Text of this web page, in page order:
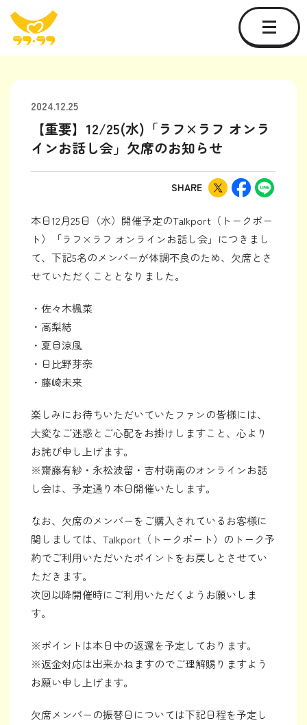
2024.12.25
【重要】12/25(水)「ラフ×ラフ オンラ
インお話し会」欠席のお知らせ
SHARE
本日12月25日（水）開催予定のTalkport（トークポー
ト）「ラフ×ラフ オンラインお話し会」につきまし
て、下記5名のメンバーが体調不良のため、欠席とさ
せていただくこととなりました。
・佐々木楓菜
・高梨結
・夏目涼風
・日比野芽奈
・藤崎未来
楽しみにお待ちいただいていたファンの皆様には、
大変なご迷惑とご心配をお掛けしますこと、心より
お詫び申し上げます。
※齋藤有紗・永松波留・吉村萌南のオンラインお話
し会は、予定通り本日開催いたします。
なお、欠席のメンバーをご購入されているお客様に
関しましては、Talkport（トークポート）のトーク予
約でご利用いただいたポイントをお戻しとさせてい
ただきます。
次回以降開催時にご利用いただくようお願いしま
す。
※ポイントは本日中の返還を予定しております。
※返金対応は出来かねますのでご理解賜りますよう
お願い申し上げます。
欠席メンバーの振替日については下記日程を予定し